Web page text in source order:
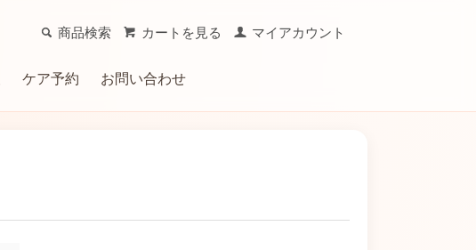
商品検索 カートを見る マイアカウント
ケア予約 お問い合わせ